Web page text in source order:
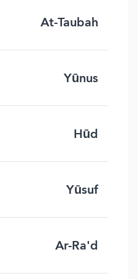
At-Taubah
Yūnus
Hūd
Yūsuf
Ar-Ra'd